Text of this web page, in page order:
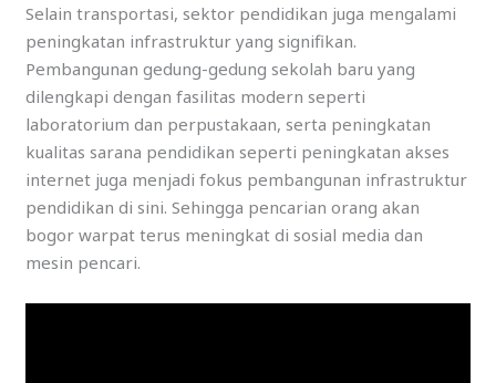
Selain transportasi, sektor pendidikan juga mengalami
peningkatan infrastruktur yang signifikan.
Pembangunan gedung-gedung sekolah baru yang
dilengkapi dengan fasilitas modern seperti
laboratorium dan perpustakaan, serta peningkatan
kualitas sarana pendidikan seperti peningkatan akses
internet juga menjadi fokus pembangunan infrastruktur
pendidikan di sini. Sehingga pencarian orang akan
bogor warpat terus meningkat di sosial media dan
mesin pencari.